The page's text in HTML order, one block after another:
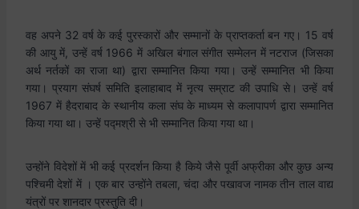
वह अपने 32 वर्ष के कई पुरस्कारों और सम्मानों के प्राप्तकर्ता बन गए। 15 वर्ष
की आयु में, उन्हें वर्ष 1966 में अखिल बंगाल संगीत सम्मेलन में नटराज (जिसका
अर्थ नर्तकों का राजा था) द्वारा सम्मानित किया गया। उन्हें सम्मानित भी किया
गया। प्रयाग संघर्ष समिति इलाहाबाद में नृत्‍य सम्राट की उपाधि से। उन्हें वर्ष
1967 में हैदराबाद के स्थानीय कला संघ के माध्यम से कलापापर्ण द्वारा सम्मानित
किया गया था। उन्हें पद्मश्री से भी सम्मानित किया गया था।
उन्होंने विदेशों में भी कई प्रदर्शन किया है किये जैसे पूर्वी अफ्रीका और कुछ अन्य
पश्चिमी देशों में । एक बार उन्होंने तबला, चंदा और पखावज नामक तीन ताल वाद्य
यंत्रों पर शानदार प्रस्तुति दी।